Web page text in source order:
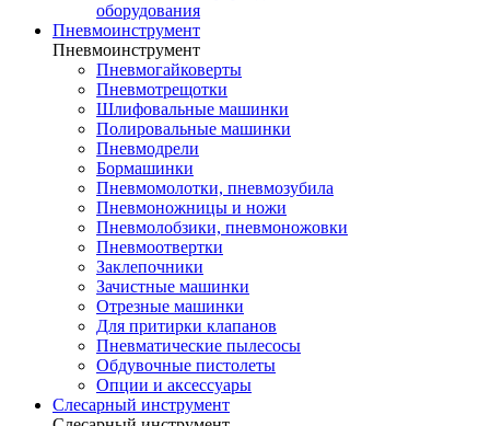
оборудования
Пневмоинструмент
Пневмоинструмент
Пневмогайковерты
Пневмотрещотки
Шлифовальные машинки
Полировальные машинки
Пневмодрели
Бормашинки
Пневмомолотки, пневмозубила
Пневмоножницы и ножи
Пневмолобзики, пневмоножовки
Пневмоотвертки
Заклепочники
Зачистные машинки
Отрезные машинки
Для притирки клапанов
Пневматические пылесосы
Обдувочные пистолеты
Опции и аксессуары
Слесарный инструмент